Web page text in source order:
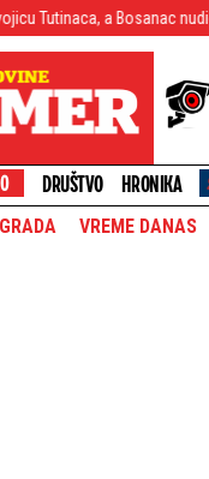
Bosanac nudio Srpkinji kokain
DRUŠTVO HRONIKA
VREME DANAS